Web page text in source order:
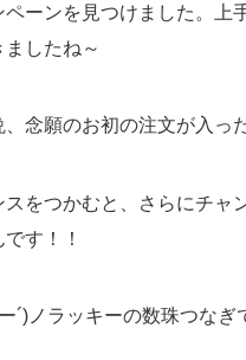
ペーンを見つけました。上
したね～
、念願のお初の注文が入っ
をつかむと、さらにチャ
す！！
´)ノラッキーの数珠つなぎ